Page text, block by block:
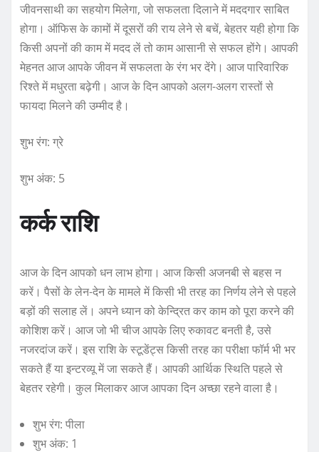
जीवनसाथी का सहयोग मिलेगा, जो सफलता दिलाने में मददगार साबित
होगा। ऑफिस के कामों में दूसरों की राय लेने से बचें, बेहतर यही होगा कि
किसी अपनों की काम में मदद लें तो काम आसानी से सफल होंगे। आपकी
मेहनत आज आपके जीवन में सफलता के रंग भर देंगे। आज पारिवारिक
रिश्ते में मधुरता बढ़ेगी। आज के दिन आपको अलग-अलग रास्तों से
फायदा मिलने की उम्मीद है।
शुभ रंग: ग्रे
शुभ अंक: 5
कर्क राशि
आज के दिन आपको धन लाभ होगा। आज किसी अजनबी से बहस न
करें। पैसों के लेन-देन के मामले में किसी भी तरह का निर्णय लेने से पहले
बड़ों की सलाह लें। अपने ध्यान को केन्द्रित कर काम को पूरा करने की
कोशिश करें। आज जो भी चीज आपके लिए रुकावट बनती है, उसे
नजरदांज करें। इस राशि के स्टूडेंट्स किसी तरह का परीक्षा फॉर्म भी भर
सकते हैं या इन्टरव्यू में जा सकते हैं। आपकी आर्थिक स्थिति पहले से
बेहतर रहेगी। कुल मिलाकर आज आपका दिन अच्छा रहने वाला है।
शुभ रंग: पीला
शुभ अंक: 1